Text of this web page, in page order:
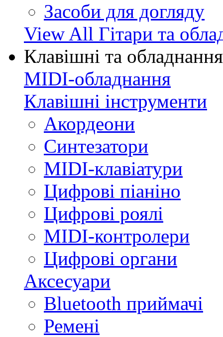
Засоби для догляду
View All Гітари та
Клавішні та обладнання
MIDI-обладнання
Клавішні інструменти
Акордеони
Синтезатори
MIDI-клавіатури
Цифрові піаніно
Цифрові роялі
MIDI-контролери
Цифрові органи
Аксесуари
Bluetooth приймачі
Ремені